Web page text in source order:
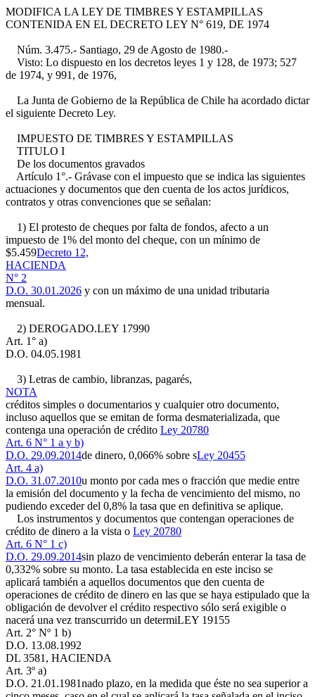
MODIFICA LA LEY DE TIMBRES Y ESTAMPILLAS
CONTENIDA EN EL DECRETO LEY N° 619, DE 1974
Núm. 3.475.- Santiago, 29 de Agosto de 1980.-
Visto: Lo dispuesto en los decretos leyes 1 y 128, de 1973; 527
de 1974, y 991, de 1976,
La Junta de Gobierno de la República de Chile ha acordado dictar
el siguiente Decreto Ley.
IMPUESTO DE TIMBRES Y ESTAMPILLAS
TITULO I
De los documentos gravados
Artículo 1°.- Grávase con el impuesto que se indica las siguientes
actuaciones y documentos que den cuenta de los actos jurídicos,
contratos y otras convenciones que se señalan:
1) El protesto de cheques por falta de fondos, afecto a un
impuesto de 1% del monto del cheque, con un mínimo de
$5.459Decreto 12,
HACIENDA
N° 2
D.O. 30.01.2026 y con un máximo de una unidad tributaria
mensual.
2) DEROGADO.LEY 17990
Art. 1° a)
D.O. 04.05.1981
3) Letras de cambio, libranzas, pagarés,
NOTA
créditos simples o documentarios y cualquier otro documento,
incluso aquellos que se emitan de forma desmaterializada, que
contenga una operación de crédito Ley 20780
Art. 6 N° 1 a y b)
D.O. 29.09.2014de dinero, 0,066% sobre sLey 20455
Art. 4 a)
D.O. 31.07.2010u monto por cada mes o fracción que medie entre
la emisión del documento y la fecha de vencimiento del mismo, no
pudiendo exceder del 0,8% la tasa que en definitiva se aplique.
Los instrumentos y documentos que contengan operaciones de
crédito de dinero a la vista o Ley 20780
Art. 6 N° 1 c)
D.O. 29.09.2014sin plazo de vencimiento deberán enterar la tasa de
0,332% sobre su monto. La tasa establecida en este inciso se
aplicará también a aquellos documentos que den cuenta de
operaciones de crédito de dinero en las que se haya estipulado que la
obligación de devolver el crédito respectivo sólo será exigible o
nacerá una vez transcurrido un determiLEY 19155
Art. 2° Nº 1 b)
D.O. 13.08.1992
DL 3581, HACIENDA
Art. 3º a)
D.O. 21.01.1981nado plazo, en la medida que éste no sea superior a